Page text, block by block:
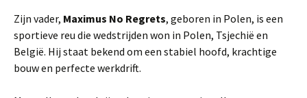
Zijn vader, Maximus No Regrets, geboren in Polen, is een
sportieve reu die wedstrijden won in Polen, Tsjechië en
België. Hij staat bekend om een stabiel hoofd, krachtige
bouw en perfecte werkdrift.